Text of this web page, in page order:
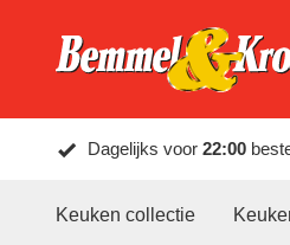
Dagelijks voor 22:00
Keuken collectie